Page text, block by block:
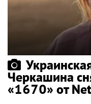
Черкашина
«1670» от